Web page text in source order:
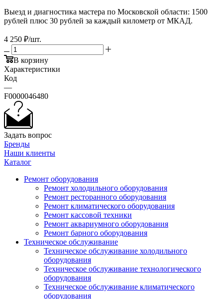
Выезд и диагностика мастера по Московской области: 1500
рублей плюс 30 рублей за каждый километр от МКАД.
4 250 ₽/шт.
В корзину
Характеристики
Код
—
F0000046480
Задать вопрос
Бренды
Наши клиенты
Каталог
Ремонт оборудования
Ремонт холодильного оборудования
Ремонт ресторанного оборудования
Ремонт климатического оборудования
Ремонт кассовой техники
Ремонт аквариумного оборудования
Ремонт барного оборудования
Техническое обслуживание
Техническое обслуживание холодильного
оборудования
Техническое обслуживание технологического
оборудования
Техническое обслуживание климатического
оборудования